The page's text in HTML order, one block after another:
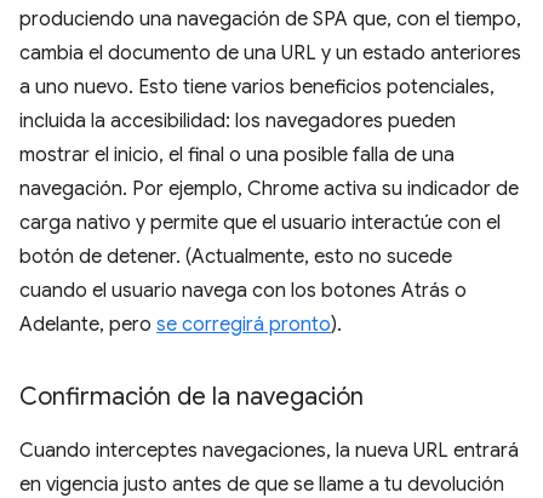
produciendo una navegación de SPA que, con el tiempo,
cambia el documento de una URL y un estado anteriores
a uno nuevo. Esto tiene varios beneficios potenciales,
incluida la accesibilidad: los navegadores pueden
mostrar el inicio, el final o una posible falla de una
navegación. Por ejemplo, Chrome activa su indicador de
carga nativo y permite que el usuario interactúe con el
botón de detener. (Actualmente, esto no sucede
cuando el usuario navega con los botones Atrás o
Adelante, pero se corregirá pronto).
Confirmación de la navegación
Cuando interceptes navegaciones, la nueva URL entrará
en vigencia justo antes de que se llame a tu devolución